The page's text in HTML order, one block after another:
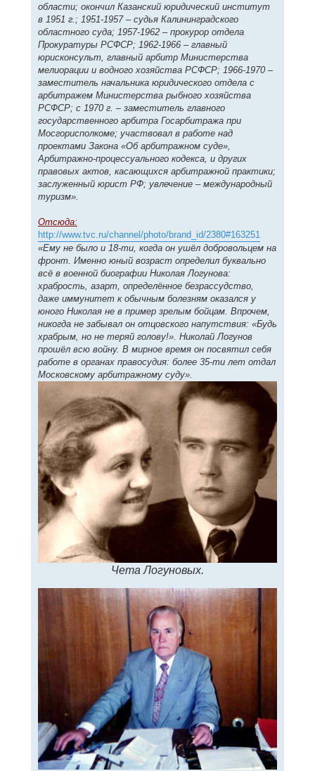
области; окончил Казанский юридический институт
в 1951 г.; 1951-1957 – судья Калининградского
областного суда; 1957-1962 – прокурор отдела
Прокуратуры РСФСР; 1962-1966 – главный
юрисконсульт, главный арбитр Министерства
мелиорации и водного хозяйства РСФСР; 1966-1970 –
заместитель начальника юридического отдела с
арбитражем Министерства рыбного хозяйства
РСФСР; с 1970 г. – заместитель главного
государственного арбитра Госарбитража при
Мосгорисполкоме; участвовал в работе над
проектами Закона «Об арбитражном суде»,
Арбитражно-процессуального кодекса, и других
правовых актов, касающихся арбитражной практики;
заслуженный юрист РФ; увлечение – международный
туризм».
Отсюда:
http://www.tvc.ru/channel/photo/brand_id/2380#163251
«Ему не было и 18-ти, когда он ушёл добровольцем на
фронт. Именно юный возраст определил буквально
всё в военной биографии Николая Логунова:
храбрость, азарт, определённое безрассудство,
даже иммунитет к обычным болезням оказался у
юного Николая не в пример зрелым бойцам. Впрочем,
никогда не забывал он отцовского напутствия: «Будь
храбрым, но не теряй голову!». Николай Логунов
прошёл всю войну. В мирное время он посвятил себя
работе в органах правосудия: более 35-ти лет отдал
Московскому арбитражному суду».
Чета Логуновых.